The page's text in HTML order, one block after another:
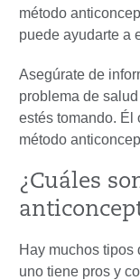
método
puede ayudarte a
Asegúrate de
problema de
estés tomando. Él
método
¿Cuáles
Hay muchos tipos
uno tiene pros y